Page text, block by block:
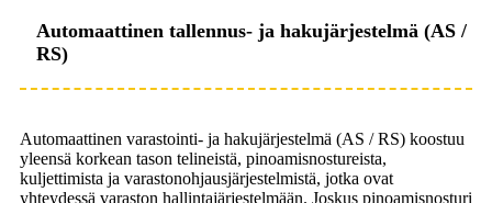
Automaattinen tallennus- ja hakujärjestelmä (AS /
RS)
Automaattinen varastointi- ja hakujärjestelmä (AS / RS) koostuu
yleensä korkean tason telineistä, pinoamisnostureista,
kuljettimista ja varastonohjausjärjestelmistä, jotka ovat
yhteydessä varaston hallintajärjestelmään. Joskus pinoamisnosturi